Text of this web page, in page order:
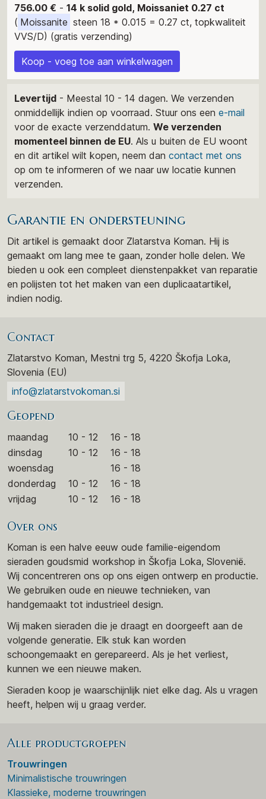
756.00 € - 14 k solid gold, Moissaniet 0.27 ct
( Moissanite steen 18 * 0.015 = 0.27 ct, topkwaliteit
VVS/D) (gratis verzending)
Koop - voeg toe aan winkelwagen
Levertijd - Meestal 10 - 14 dagen. We verzenden
onmiddellijk indien op voorraad. Stuur ons een e-mail
voor de exacte verzenddatum. We verzenden
momenteel binnen de EU. Als u buiten de EU woont
en dit artikel wilt kopen, neem dan contact met ons
op om te informeren of we naar uw locatie kunnen
verzenden.
Garantie en ondersteuning
Dit artikel is gemaakt door Zlatarstva Koman. Hij is
gemaakt om lang mee te gaan, zonder holle delen. We
bieden u ook een compleet dienstenpakket van reparatie
en polijsten tot het maken van een duplicaatartikel,
indien nodig.
Contact
Zlatarstvo Koman, Mestni trg 5, 4220 Škofja Loka,
Slovenia (EU)
info@zlatarstvokoman.si
Geopend
maandag 10 - 12
16 - 18
dinsdag
10 - 12
16 - 18
woensdag
16 - 18
donderdag
10 - 12
16 - 18
vrijdag
10 - 12 16 - 18
Over ons
Koman is een halve eeuw oude familie-eigendom
sieraden goudsmid workshop in Škofja Loka, Slovenië.
Wij concentreren ons op ons eigen ontwerp en productie.
We gebruiken oude en nieuwe technieken, van
handgemaakt tot industrieel design.
Wij maken sieraden die je draagt en doorgeeft aan de
volgende generatie. Elk stuk kan worden
schoongemaakt en gerepareerd. Als je het verliest,
kunnen we een nieuwe maken.
Sieraden koop je waarschijnlijk niet elke dag. Als u vragen
heeft, helpen wij u graag verder.
Alle productgroepen
Trouwringen
Minimalistische trouwringen
Klassieke, moderne trouwringen